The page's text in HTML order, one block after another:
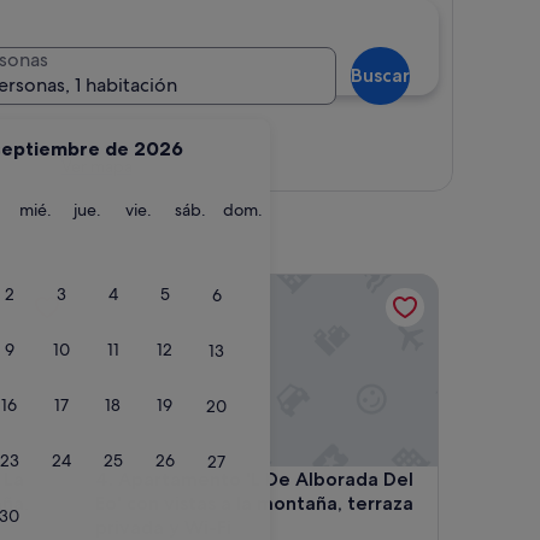
de 2026
martes
mié. miércoles
jue. jueves
vie. viernes
sáb. sábado
dom.
2 3 4 5 6
9 10 11 12 13
16 17 18 19 20
23 24 25 26 27
30
1 habitación
Buscar
con vistas a la montaña, jardín y Wi-Fi
con vistas a la montaña, jardín y Wi-Fi
4. Apartamento 'L De Alborada Del
Eo' con vistas a la montaña, terraza
Apartamento 'L De Alborada Del Eo' con vistas a
Apartamento 'L De Alborada Del Eo' con vistas a